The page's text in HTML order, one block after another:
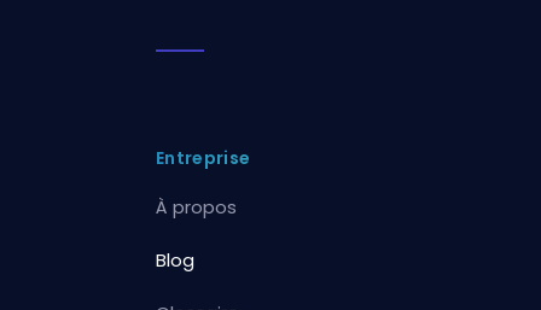
Entreprise
À propos
Blog